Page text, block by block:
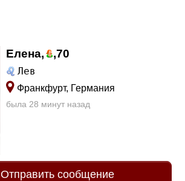
Елена, ,70
Лев
Франкфурт, Германия
была 28 минут назад
Отправить сообщение